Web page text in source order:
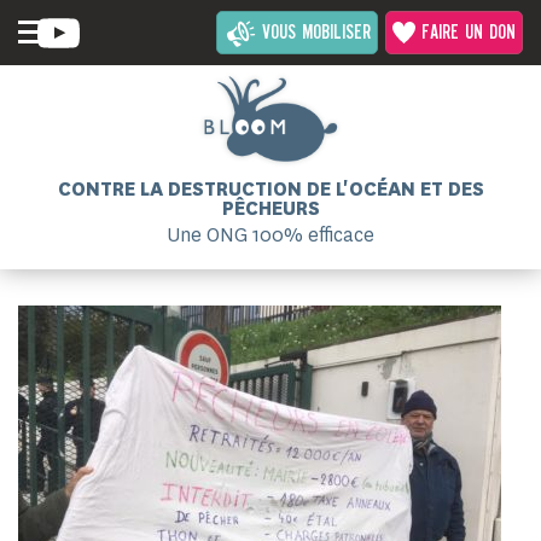
CONTRE LA DESTRUCTION DE L'OCÉAN ET DES
PÊCHEURS
Une ONG 100% efficace
VOUS MOBILISER FAIRE UN DON